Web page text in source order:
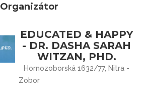
Organizátor
EDUCATED & HAPPY
- DR. DASHA SARAH
WITZAN, PHD.
Hornozoborská 1632/77, Nitra -
Zobor